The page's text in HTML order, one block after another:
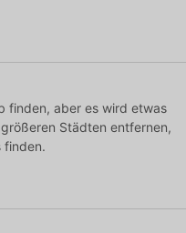
finden, aber es wird etwas
Städten entfernen,
finden.